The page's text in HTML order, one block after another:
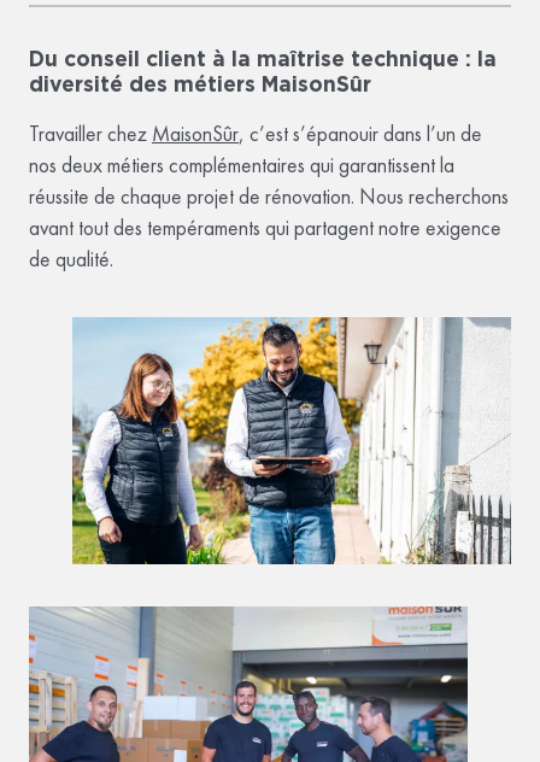
Du conseil client à la maîtrise technique : la
diversité des métiers MaisonSûr
Travailler chez MaisonSûr, c’est s’épanouir dans l’un de
nos deux métiers complémentaires qui garantissent la
réussite de chaque projet de rénovation. Nous recherchons
avant tout des tempéraments qui partagent notre exigence
de qualité.